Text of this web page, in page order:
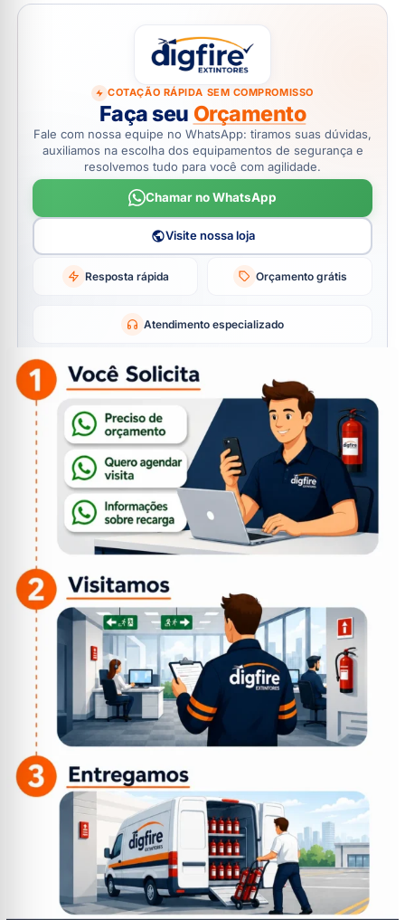
COTAÇÃO RÁPIDA SEM COMPROMISSO
Faça seu Orçamento
Fale com nossa equipe no WhatsApp: tiramos suas dúvidas,
auxiliamos na escolha dos equipamentos de segurança e
resolvemos tudo para você com agilidade.
Chamar no WhatsApp
Visite nossa loja
Resposta rápida Orçamento grátis
Atendimento especializado